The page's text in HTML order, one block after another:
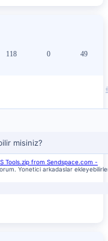
118 0 49
misiniz?
Tools.zip from Sendspace.com -
Yonetici arkadaslar